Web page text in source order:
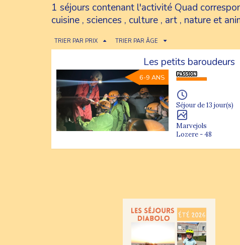
1 séjours contenant l'activité Quad
cuisine , sciences , culture , art , nature et
TRIER PAR PRIX TRIER PAR ÂGE
Les petits baroudeurs
6-9 ANS
Séjour de 13 jour(s)
Marvejols
Lozere - 48